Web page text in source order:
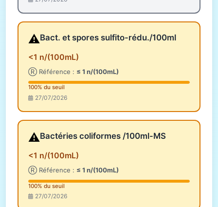
⚠️Bact. et spores sulfito-rédu./100ml
<1 n/(100mL)
Ⓡ Référence : ≤ 1 n/(100mL)
100% du seuil
27/07/2026
⚠️Bactéries coliformes /100ml-MS
<1 n/(100mL)
Ⓡ Référence : ≤ 1 n/(100mL)
100% du seuil
27/07/2026